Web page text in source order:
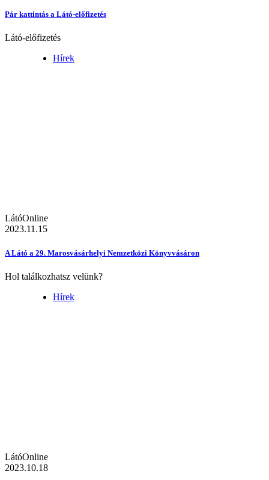
Pár kattintás a Látó-előfizetés
Látó-előfizetés
Hírek
LátóOnline
2023.11.15
A Látó a 29. Marosvásárhelyi Nemzetközi Könyvvásáron
Hol találkozhatsz velünk?
Hírek
LátóOnline
2023.10.18